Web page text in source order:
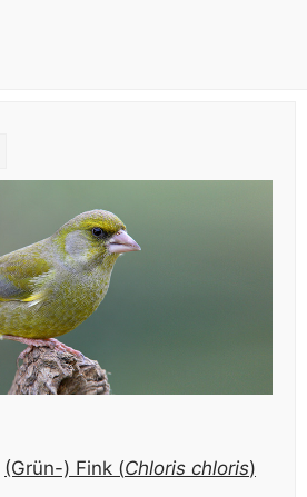
(Grün-) Fink (Chloris chloris)